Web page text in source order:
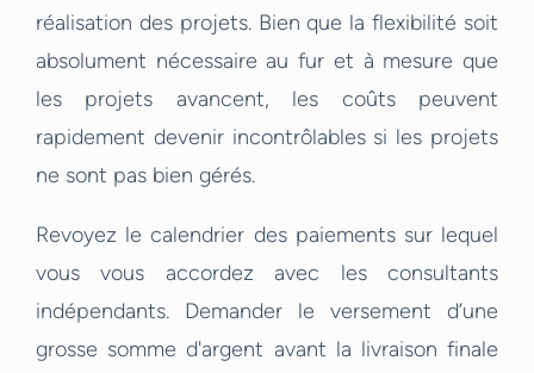
réalisation des projets. Bien que la flexibilité soit
absolument nécessaire au fur et à mesure que
les projets avancent, les coûts peuvent
rapidement devenir incontrôlables si les projets
ne sont pas bien gérés.
Revoyez le calendrier des paiements sur lequel
vous vous accordez avec les consultants
indépendants. Demander le versement d’une
grosse somme d'argent avant la livraison finale